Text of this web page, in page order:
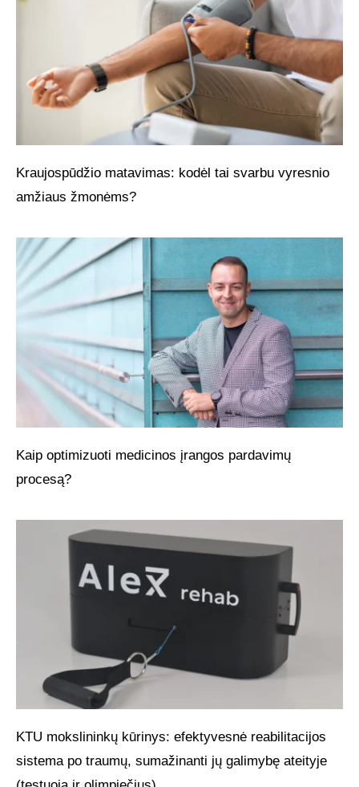
Kraujospūdžio matavimas: kodėl tai svarbu vyresnio
amžiaus žmonėms?
Kaip optimizuoti medicinos įrangos pardavimų
procesą?
KTU mokslininkų kūrinys: efektyvesnė reabilitacijos
sistema po traumų, sumažinanti jų galimybę ateityje